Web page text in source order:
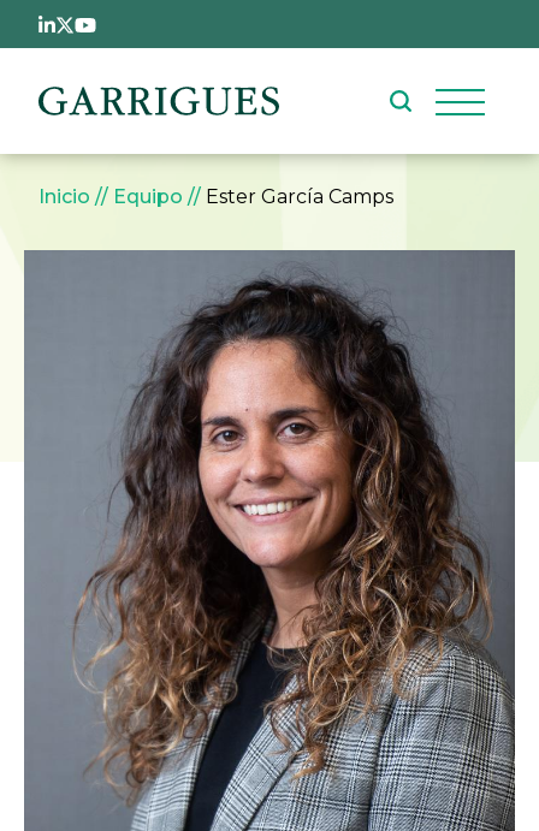
Pasar al contenido principal
Sobrescribir enlaces de
Inicio Equipo Ester García Camps